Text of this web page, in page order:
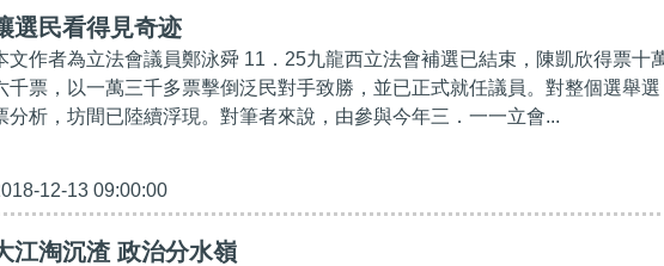
選民看得見奇迹
文作者為立法會議員鄭泳舜 11．25九龍西立法會補選已結束，陳凱欣得票十
千票，以一萬三千多票擊倒泛民對手致勝，並已正式就任議員。對整個選舉選
分析，坊間已陸續浮現。對筆者來說，由參與今年三．一一立會...
12-13 09:00:00
江淘沉渣 政治分水嶺